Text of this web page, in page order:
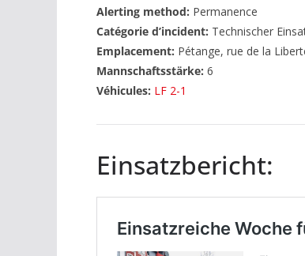
Alerting method: Permanence
Catégorie d’incident: Technischer
Emplacement: Pétange, rue de la
Mannschaftsstärke: 6
Véhicules: LF 2-1
Einsatzbericht: